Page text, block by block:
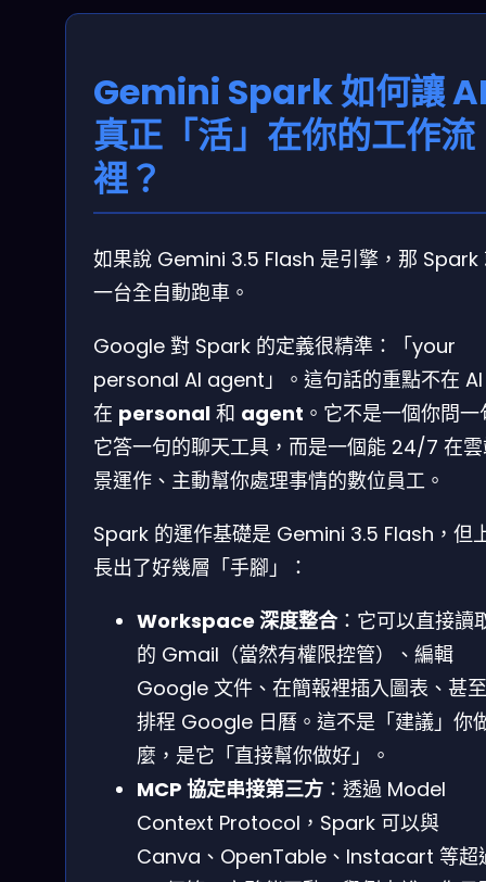
Gemini Spark 如何讓
真正「活」在你的工作流
裡？
如果說 Gemini 3.5 Flash 是引擎，那 Spark
一台全自動跑車。
Google 對 Spark 的定義很精準：「your
personal AI agent」。這句話的重點不在
在 personal 和 agent 。它不是一個你問一
它答一句的聊天工具，而是一個能 24/7 在
景運作、主動幫你處理事情的數位員工。
Spark 的運作基礎是 Gemini 3.5 Flash，但
長出了好幾層「手腳」：
Workspace 深度整合：它可以直接讀
的 Gmail（當然有權限控管）、編輯
Google 文件、在簡報裡插入圖表、甚
排程 Google 日曆。這不是「建議」你
麼，是它「直接幫你做好」。
MCP 協定串接第三方 ：透過 Model
Context Protocol，Spark 可以與
Canva、OpenTable、Instacart 等超